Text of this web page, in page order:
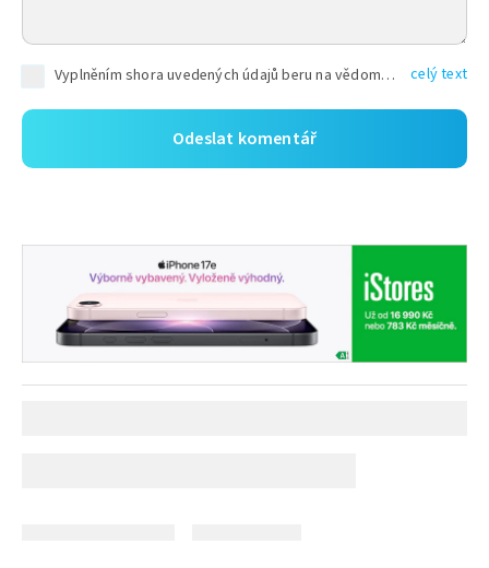
Vyplněním shora uvedených údajů beru na vědomí, že společnost TEXT FACTORY s.r.o., sídlem Brno, Durďákova 336/29, Černá Pole, PSČ: 613 00, IČ: 06157831, zapsané u Krajského soudu v Brně, oddíl C, vložka 100399, bude zpracovávat mé osobní údaje uvedené v rámci mnou vyplněného registračního formuláře na základě oprávněných zájmů TEXT FACTORY s.r.o. dle čl. 6 odst. 1 písm. f) GDPR a pro splnění právních povinností (čl. 6 odst. 1 písm. c) GDPR), a to pro tyto účely: nezbytnost zajistit oprávnění návštěvníka webových stránek provozovaných společností TEXT FACTORY s.r.o. přispívat aktivně ke zveřejněným článkům nebo v rámci diskusních fór a výkon práv TEXT FACTORY s.r.o. jako administrátora těchto diskusních fór. Více informací o zpracování osobních údajů a právech lze nalézt v celý text